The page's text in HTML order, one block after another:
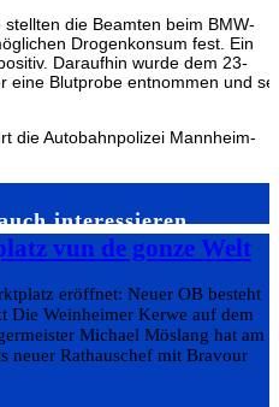
die Beamten beim BMW-
Drogenkonsum fest. Ein
Daraufhin wurde dem 23-
eine Blutprobe entnommen und
die Autobahnpolizei Mannheim-
interessieren…
vun de gonze Welt
eröffnet: Neuer OB besteht
Die Weinheimer Kerwe auf dem
Michael Möslang hat am
neuer Rathauschef mit Bravour